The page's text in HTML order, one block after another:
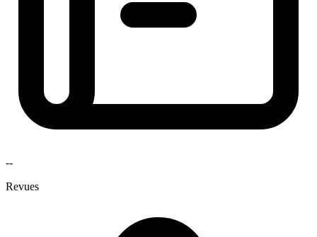
--
Revues